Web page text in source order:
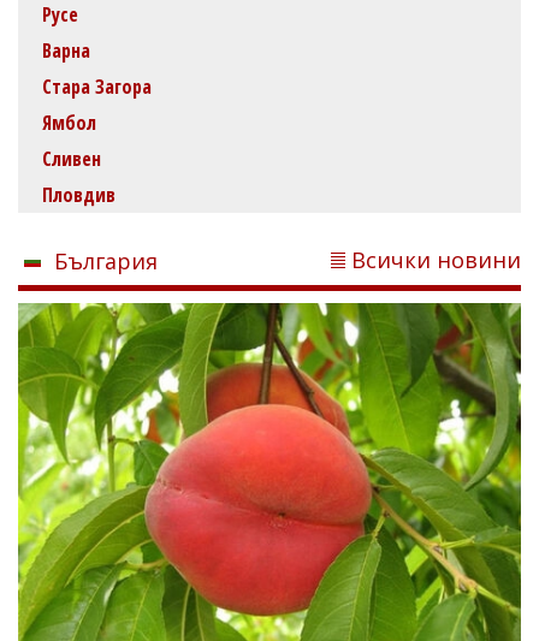
Русе
Варна
Стара Загора
Ямбол
Сливен
Пловдив
България Всички новини